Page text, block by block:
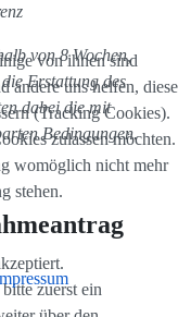
von 8 Wochen,
Erstattung des
dabei die mit
Bedingungen.
zuerst ein
von ihnen sind
andere uns helfen, diese
(Tracking Cookies).
zulassen möchten.
womöglich nicht mehr
stehen.